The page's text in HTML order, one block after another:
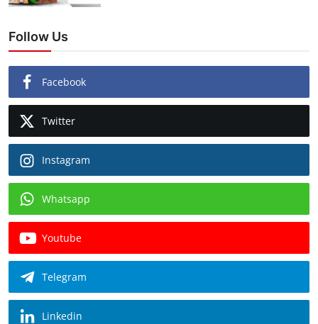
Follow Us
Facebook
Twitter
Instagram
Whatsapp
Youtube
Telegram
Linkedin